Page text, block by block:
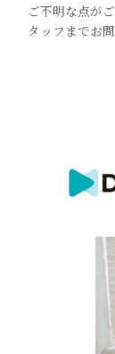
ご不明な点が
タッフまでお